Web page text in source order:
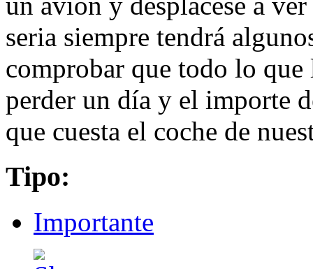
seria siempre tendrá
comprobar que todo lo que
perder un día y el importe
que cuesta el coche de
Tipo:
Importante